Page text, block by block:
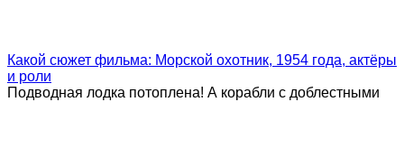
Какой сюжет фильма: Морской охотник, 1954 года, актёры
и роли
Подводная лодка потоплена! А корабли с доблестными